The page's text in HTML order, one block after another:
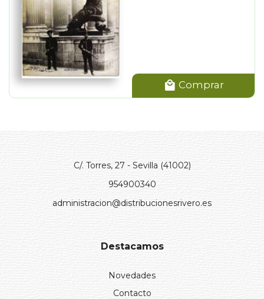
Comprar
C/. Torres, 27 - Sevilla (41002)
954900340
administracion@distribucionesrivero.es
Destacamos
Novedades
Contacto